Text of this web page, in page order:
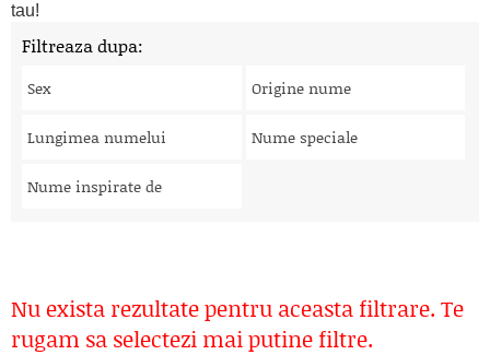
tau!
Filtreaza dupa:
Sex Origine nume
Lungimea numelui Nume speciale
Nume inspirate de
Nu exista rezultate pentru aceasta filtrare. Te
rugam sa selectezi mai putine filtre.